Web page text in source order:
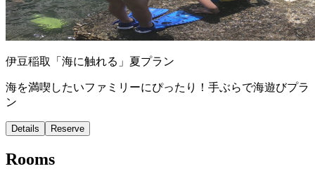
伊豆稲取「海に触れる」夏プラン
海を満喫したいファミリーにぴったり！手ぶらで海遊びプラ
ン
Details Reserve
Rooms